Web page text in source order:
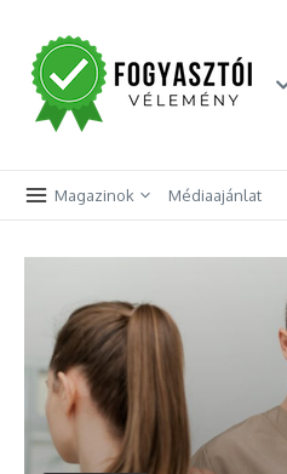
Magazinok Médiaajánlat